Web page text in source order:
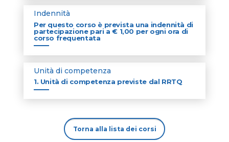
Indennità
Per questo corso è prevista una indennità di
partecipazione pari a € 1,00 per ogni ora di
corso frequentata
Unità di competenza
1. Unità di competenza previste dal RRTQ
Torna alla lista dei corsi